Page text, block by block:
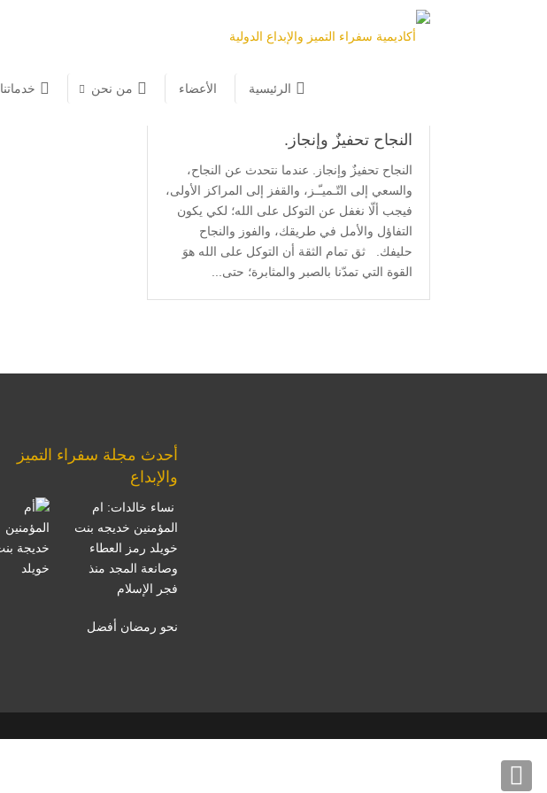
الرئيسية الأعضاء من نحن خدماتنا
النجاح تحفيزٌ وإنجاز.
النجاح تحفيزٌ وإنجاز. عندما نتحدث عن النجاح،
والسعي إلى التّـميـّـز، والقفز إلى المراكز الأولى،
فيجب ألّا نغفل عن التوكل على الله؛ لكي يكون
التفاؤل والأمل في طريقك، والفوز والنجاح
حليفك. ثق تمام الثقة أن التوكل على الله هوَ
القوة التي تمدّنا بالصبر والمثابرة؛ حتى...
أحدث مجلة سفراء التميز
والإبداع
نساء خالدات: ام
المؤمنين خديجه بنت
خويلد رمز العطاء
وصانعة المجد منذ
فجر الإسلام
نحو رمضان أفضل